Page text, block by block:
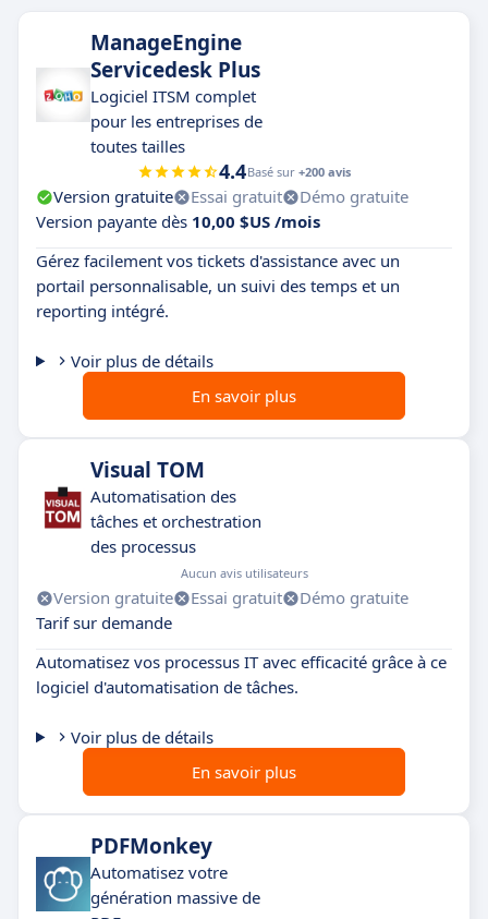
ManageEngine
Servicedesk Plus
Logiciel ITSM complet
pour les entreprises de
toutes tailles
4.4Basé sur +200 avis
Version gratuite Essai gratuit
Démo gratuite
Version payante dès 10,00 $US /mois
Gérez facilement vos tickets d'assistance avec un
portail personnalisable, un suivi des temps et un
reporting intégré.
Voir plus de détails
En savoir plus
Visual TOM
Automatisation des
tâches et orchestration
des processus
Aucun avis utilisateurs
Version gratuite Essai gratuit
Démo gratuite
Tarif sur demande
Automatisez vos processus IT avec efficacité grâce à ce
logiciel d'automatisation de tâches.
Voir plus de détails
En savoir plus
PDFMonkey
Automatisez votre
génération massive de